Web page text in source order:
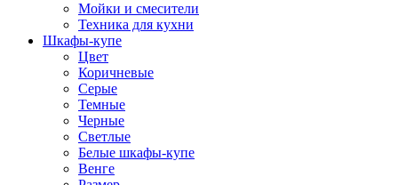
Мойки и смесители
Техника для кухни
Шкафы-купе
Цвет
Коричневые
Серые
Темные
Черные
Светлые
Белые шкафы-купе
Венге